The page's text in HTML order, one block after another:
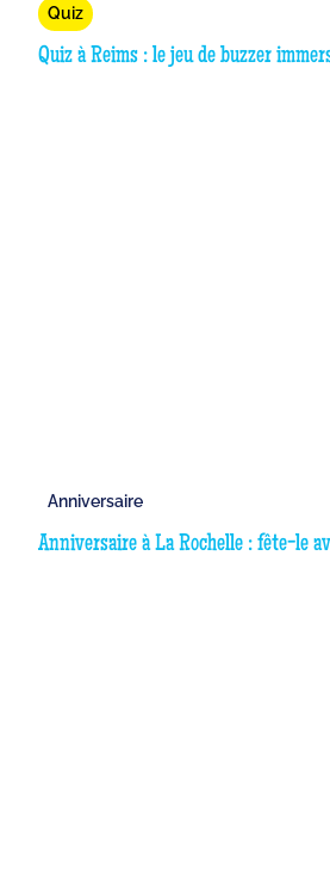
Quiz
Quiz à Reims : le jeu de buzzer
Anniversaire
Anniversaire à La Rochelle : fête-le